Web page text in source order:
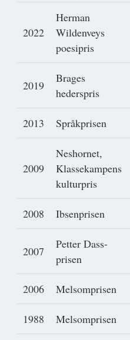
2022
Herman
Wildenveys
poesipris
2019
Brages
hederspris
2013 Språkprisen
2009
Neshornet,
Klassekampens
kulturpris
2008 Ibsenprisen
2007
Petter Dass-
prisen
2006 Melsomprisen
1988 Melsomprisen